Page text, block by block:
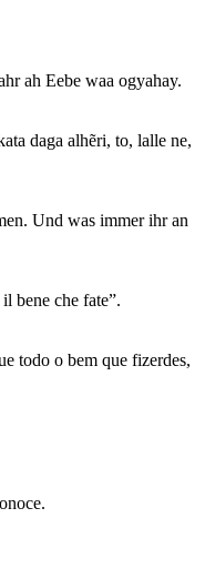
ah Eebe waa ogyahay.
daga alhẽri, to, lalle ne,
Und was immer ihr an
bene che fate”.
todo o bem que fizerdes,